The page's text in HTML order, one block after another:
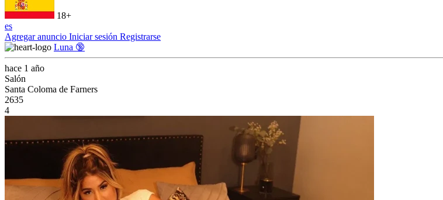
18+
es
Agregar anuncio Iniciar sesión Registrarse
Luna 🔞
hace 1 año
Salón
Santa Coloma de Farners
2635
4